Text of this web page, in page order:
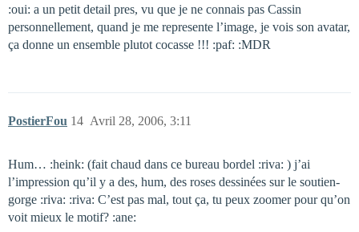
:oui: a un petit detail pres, vu que je ne connais pas Cassin
personnellement, quand je me represente l’image, je vois son avatar,
ça donne un ensemble plutot cocasse !!! :paf: :MDR
PostierFou Avril 28, 2006, 3:11
14
Hum… :heink: (fait chaud dans ce bureau bordel :riva: ) j’ai
l’impression qu’il y a des, hum, des roses dessinées sur le soutien-
gorge :riva: :riva: C’est pas mal, tout ça, tu peux zoomer pour qu’on
voit mieux le motif? :ane: